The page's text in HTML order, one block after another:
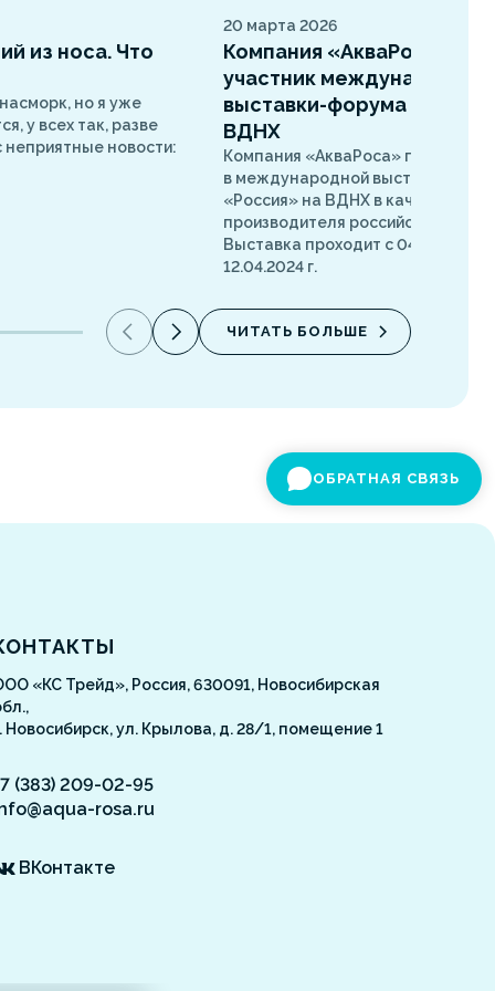
из носа. Что
но я уже
у всех так, разве
неприятные новости:
20 марта 2026
Компания «АкваРоса» –
участник международной
выставки-форума
ВДНХ
Компания «АкваРоса» принимает
в международной выставке-
«Россия» на ВДНХ в качестве
производителя российских
Выставка проходит с 04.11. 2023
12.04.2024 г.
ЧИТАТЬ БОЛЬШЕ
ОБРАТНАЯ СВЯЗЬ
«КС Трейд», Россия, 630091, Новосибирская
Новосибирск, ул. Крылова, д. 28/1, помещение 1
(383) 209-02-95
rosa.ru
ВКонтакте